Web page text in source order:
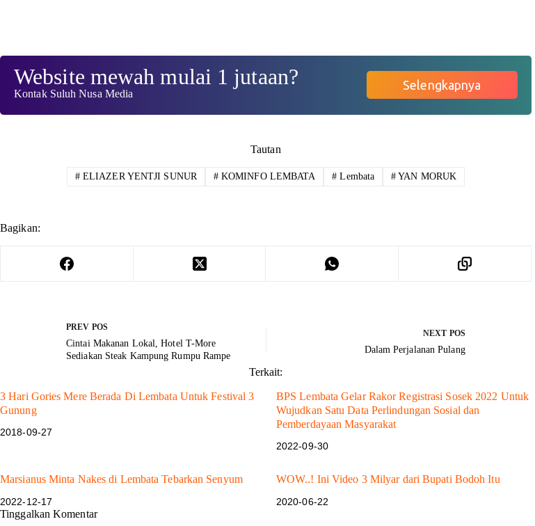
Website mewah mulai 1 jutaan?
Kontak Suluh Nusa Media
Selengkapnya
Tautan
#ELIAZER YENTJI SUNUR #KOMINFO LEMBATA # Lembata # YAN MORUK
Bagikan:
PREV POS
Cintai Makanan Lokal, Hotel T-More
Sediakan Steak Kampung Rumpu Rampe
NEXT POS
Dalam Perjalanan Pulang
Terkait:
3 Hari Gories Mere Berada Di Lembata Untuk Festival 3
Gunung
2018-09-27
BPS Lembata Gelar Rakor Registrasi Sosek 2022 Untuk
Wujudkan Satu Data Perlindungan Sosial dan
Pemberdayaan Masyarakat
2022-09-30
Marsianus Minta Nakes di Lembata Tebarkan Senyum
2022-12-17
WOW..! Ini Video 3 Milyar dari Bupati Bodoh Itu
2020-06-22
Tinggalkan Komentar